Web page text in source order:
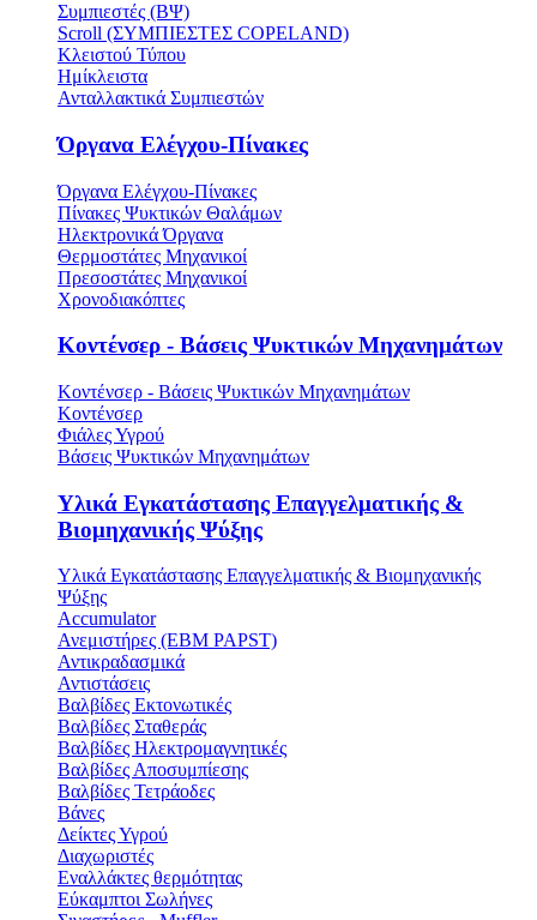
Συμπιεστές (ΒΨ)
Scroll (ΣΥΜΠΙΕΣΤΕΣ COPELAND)
Κλειστού Τύπου
Ημίκλειστα
Ανταλλακτικά Συμπιεστών
Όργανα Ελέγχου-Πίνακες
Όργανα Ελέγχου-Πίνακες
Πίνακες Ψυκτικών Θαλάμων
Ηλεκτρονικά Όργανα
Θερμοστάτες Μηχανικοί
Πρεσοστάτες Μηχανικοί
Χρονοδιακόπτες
Κοντένσερ - Βάσεις Ψυκτικών Μηχανημάτων
Κοντένσερ - Βάσεις Ψυκτικών Μηχανημάτων
Κοντένσερ
Φιάλες Υγρού
Βάσεις Ψυκτικών Μηχανημάτων
Υλικά Εγκατάστασης Επαγγελματικής &
Βιομηχανικής Ψύξης
Υλικά Εγκατάστασης Επαγγελματικής & Βιομηχανικής
Ψύξης
Accumulator
Ανεμιστήρες (ΕΒΜ PAPST)
Αντικραδασμικά
Αντιστάσεις
Βαλβίδες Εκτονωτικές
Βαλβίδες Σταθεράς
Βαλβίδες Ηλεκτρομαγνητικές
Βαλβίδες Αποσυμπίεσης
Βαλβίδες Τετράοδες
Βάνες
Δείκτες Υγρού
Διαχωριστές
Εναλλάκτες θερμότητας
Εύκαμπτοι Σωλήνες